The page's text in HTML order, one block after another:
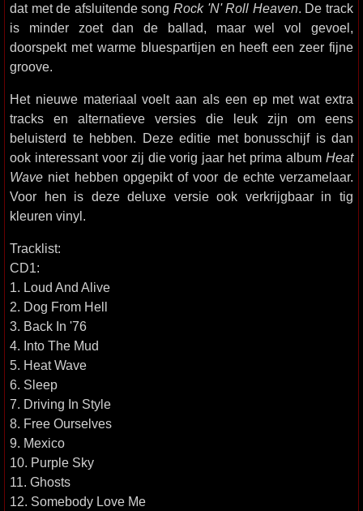
dat met de afsluitende song Rock 'N' Roll Heaven. De track
is minder zoet dan de ballad, maar wel vol gevoel,
doorspekt met warme bluespartijen en heeft een zeer fijne
groove.
Het nieuwe materiaal voelt aan als een ep met wat extra
tracks en alternatieve versies die leuk zijn om eens
beluisterd te hebben. Deze editie met bonusschijf is dan
ook interessant voor zij die vorig jaar het prima album Heat
Wave niet hebben opgepikt of voor de echte verzamelaar.
Voor hen is deze deluxe versie ook verkrijgbaar in tig
kleuren vinyl.
Tracklist:
CD1:
1. Loud And Alive
2. Dog From Hell
3. Back In '76
4. Into The Mud
5. Heat Wave
6. Sleep
7. Driving In Style
8. Free Ourselves
9. Mexico
10. Purple Sky
11. Ghosts
12. Somebody Love Me